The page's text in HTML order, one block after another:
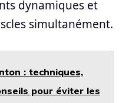
dynamiques et
simultanément.
: techniques,
pour éviter les